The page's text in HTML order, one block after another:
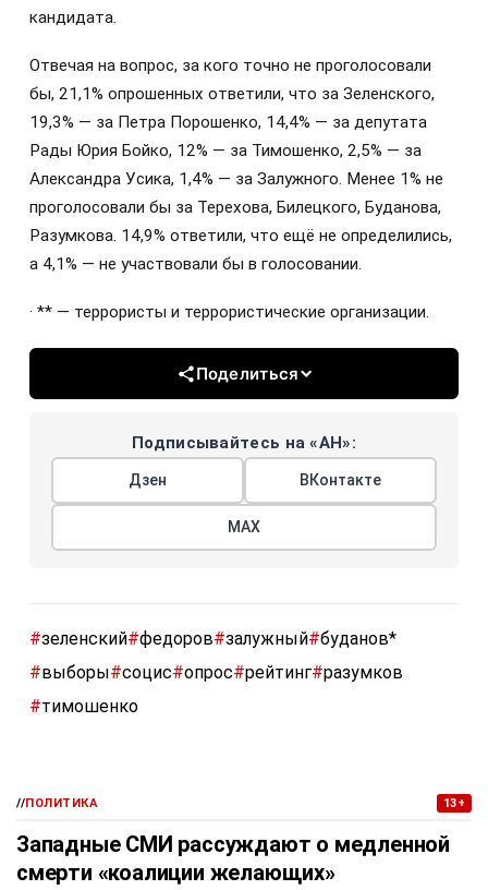
кандидата.
Отвечая на вопрос, за кого точно не проголосовали
бы, 21,1% опрошенных ответили, что за Зеленского,
19,3% — за Петра Порошенко, 14,4% — за депутата
Рады Юрия Бойко, 12% — за Тимошенко, 2,5% — за
Александра Усика, 1,4% — за Залужного. Менее 1% не
проголосовали бы за Терехова, Билецкого, Буданова,
Разумкова. 14,9% ответили, что ещё не определились,
а 4,1% — не участвовали бы в голосовании.
· ** — террористы и террористические организации.
Поделиться
Подписывайтесь на «АН»:
Дзен ВКонтакте
МАХ
#зеленский#федоров#залужный#буданов*
#выборы#социс#опрос#рейтинг#разумков
#тимошенко
//ПОЛИТИКА 13+
Западные СМИ рассуждают о медленной
смерти «коалиции желающих»